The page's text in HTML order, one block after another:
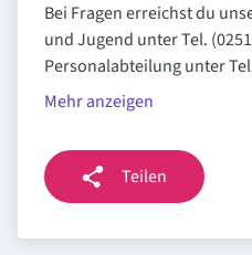
Bei Fragen erreichst du
und Jugend unter Tel.
Personalabteilung unter
Mehr anzeigen
Teilen